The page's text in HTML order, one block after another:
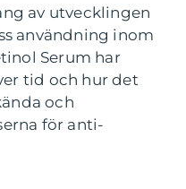
av utvecklingen
användning inom
Serum har
tid och hur det
och
för anti-